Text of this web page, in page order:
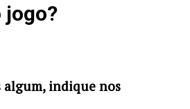
jogo?
algum, indique nos